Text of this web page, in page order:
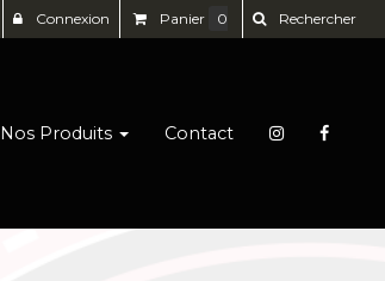
Nos Produits Contact
Connexion Panier 0 Rechercher